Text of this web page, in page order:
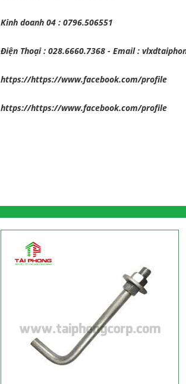
Kinh doanh 04 : 0796.506551
Điện Thoại : 028.6660.7368 - Email :
https://https://www.facebook.com/profile
https://https://www.facebook.com/profile